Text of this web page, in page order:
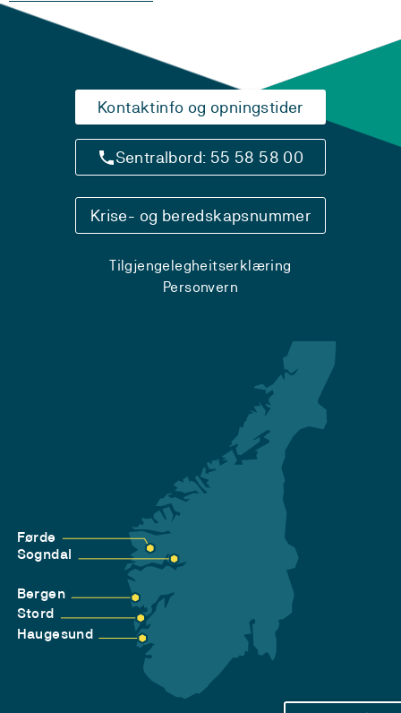
Kontaktinfo og opningstider
Sentralbord: 55 58 58 00
Krise- og beredskapsnummer
Tilgjengelegheitserklæring
Personvern
Førde
Sogndal
Bergen
Stord
Haugesund